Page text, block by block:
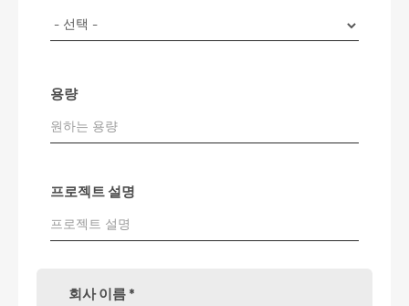
용량
프로젝트 설명
회사 이름 *